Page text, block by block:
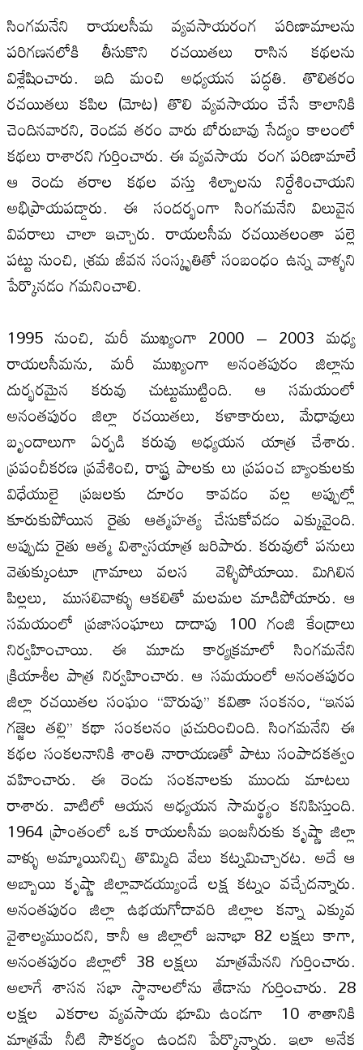
సింగమనేని రాయల‌సీమ వ్యవసాయరంగ పరిణామాల‌ను
పరిగణనలోకి తీసుకొని రచయితలు రాసిన కథల‌ను
విశ్లేషించారు. ఇది మంచి అధ్యయన పద్ధతి. తొలితరం
రచయితలు కపిల‌ (మోట) తొలి వ్యవసాయం చేసే కాలానికి
చెందినవారని, రెండవ తరం వారు బోరుబావు సేద్యం కాలంలో
కథలు రాశారని గుర్తించారు. ఈ వ్యవసాయ రంగ పరిణామాలే
ఆ రెండు తరాల కథల‌ వస్తు శిల్పాల‌ను నిర్దేశించాయని
అభిప్రాయపడ్డారు. ఈ సందర్భంగా సింగమనేని విలువైన
వివరాలు చాలా ఇచ్చారు. రాయల‌సీమ రచయితలంతా పల్లె
పట్టు నుంచి, శ్రమ జీవన సంస్కృతితో సంబంధం ఉన్న వాళ్ళని
పేర్కొనడం గమనించాలి.
1995 నుంచి, మరీ ముఖ్యంగా 2000 – 2003 మధ్య
రాయల‌సీమను, మరీ ముఖ్యంగా అనంతపురం జిల్లాను
దుర్భరమైన కరువు చుట్టుముట్టింది. ఆ సమయంలో
అనంతపురం జిల్లా రచయితలు, కళాకారులు, మేధావులు
బృందాలుగా ఏర్పడి కరువు అధ్యయన యాత్ర చేశారు.
ప్రపంచీకరణ ప్రవేశించి, రాష్ట్ర పాల‌కు లు ప్రపంచ బ్యాంకులకు
విధేయులై ప్రజల‌కు దూరం కావడం వ‌ల్ల అప్పుల్లో
కూరుకుపోయిన రైతు ఆత్మహత్య చేసుకోవడం ఎక్కువైంది.
అప్పుడు రైతు ఆత్మ విశ్వాసయాత్ర జరిపారు. కరువులో పనులు
వెతుక్కుంటూ గ్రామాలు వ‌ల‌స వెళ్ళిపోయాయి. మిగిలిన
పిల్ల‌లు, ముసలివాళ్ళు ఆకలితో మల‌మల‌ మాడిపోయారు. ఆ
సమయంలో ప్రజాసంఘాలు దాదాపు 100 గంజి కేంద్రాలు
నిర్వహించాయి. ఈ మూడు కార్యక్రమాలో సింగమనేని
క్రియాశీల‌ పాత్ర నిర్వహించారు. ఆ సమయంలో అనంతపురం
జిల్లా రచయితల‌ సంఘం ‘‘వొరుపు’’ కవితా సంకనం, ‘‘ఇనప
గజ్జెల‌ తల్లి’’ కథా సంకల‌నం ప్రచురించింది. సింగమనేని ఈ
కథల‌ సంకలనానికి శాంతి నారాయణతో పాటు సంపాదకత్వం
వహించారు. ఈ రెండు సంకనాల‌కు ముందు మాట‌లు
రాశారు. వాటిలో ఆయన అధ్యయన సామర్థ్యం కనిపిస్తుంది.
1964 ప్రాంతంలో ఒక రాయల‌సీమ ఇంజనీరుకు కృష్ణా జిల్లా
వాళ్ళు అమ్మాయినిచ్చి తొమ్మిది వేలు కట్నమిచ్చారట. అదే ఆ
అబ్బాయి కృష్ణా జిల్లావాడయ్యుండే ల‌క్ష కట్నం వచ్చేదన్నారు.
అనంతపురం జిల్లా ఉభయగోదావరి జిల్లాల‌ కన్నా ఎక్కువ
వైశాల్య‌ముంద‌ని, కానీ ఆ జిల్లాలో జనాభా 82 ల‌క్షలు కాగా,
అనంతపురం జిల్లాలో 38 ల‌క్ష‌లు మాత్రమేనని గుర్తించారు.
అలాగే శాసన సభా స్థానాల‌లోను తేడాను గుర్తించారు. 28
ల‌క్ష‌ల ఎకరాల‌ వ్యవసాయ భూమి ఉండగా 10 శాతానికి
మాత్రమే నీటి సౌకర్యం ఉందని పేర్కొన్నారు. ఇలా అనేక